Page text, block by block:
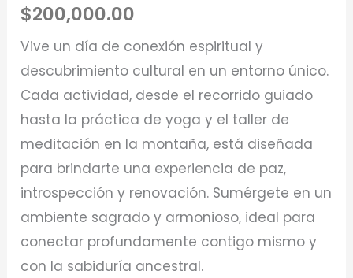
5.00sobre 5
basado en
puntuación
de cliente
$200,000.00
Vive un día de conexión espiritual y
descubrimiento cultural en un entorno único.
Cada actividad, desde el recorrido guiado
hasta la práctica de yoga y el taller de
meditación en la montaña, está diseñada
para brindarte una experiencia de paz,
introspección y renovación. Sumérgete en un
ambiente sagrado y armonioso, ideal para
conectar profundamente contigo mismo y
con la sabiduría ancestral.